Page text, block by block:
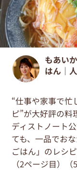
もあい
はん｜
“仕事や家事で忙
ピ”が大好評の
ディストノート
ても、一品でお
ごはん」のレシ
（2ページ目）（